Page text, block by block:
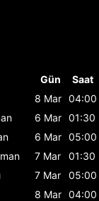
Gün
Saat
8 Mar 04:00
6 Mar 01:30
6 Mar 05:00
7 Mar
01:30
7 Mar
05:00
8 Mar 04:00